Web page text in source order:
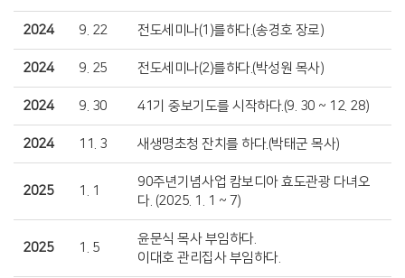
2024 9. 22 전도세미나(1)를하다.(송경호 장로)
2024 9. 25 전도세미나(2)를하다.(박성원 목사)
2024 9. 30 41기 중보기도를 시작하다.(9. 30 ~ 12. 28)
2024 11. 3 새생명초청 잔치를 하다.(박태군 목사)
2025 1. 1
90주년기념사업 캄보디아 효도관광 다녀오
다. (2025. 1. 1 ~ 7)
2025 1. 5
윤문식 목사 부임하다.
이대호 관리집사 부임하다.